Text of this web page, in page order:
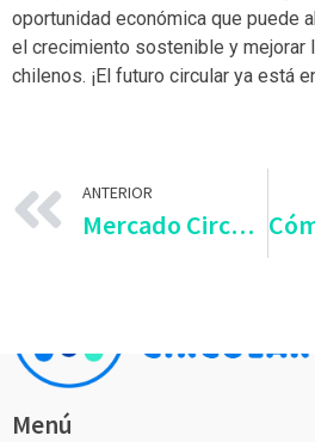
oportunidad económica que puede
el crecimiento sostenible y mejorar
chilenos. ¡El futuro circular ya está
ANTERIOR
Mercado Circular Expande su Modelo de Economía Circular a México: Un Paso hacia el Futuro Sostenible
Menú